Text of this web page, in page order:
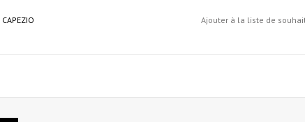
CAPEZIO Ajouter à la liste de